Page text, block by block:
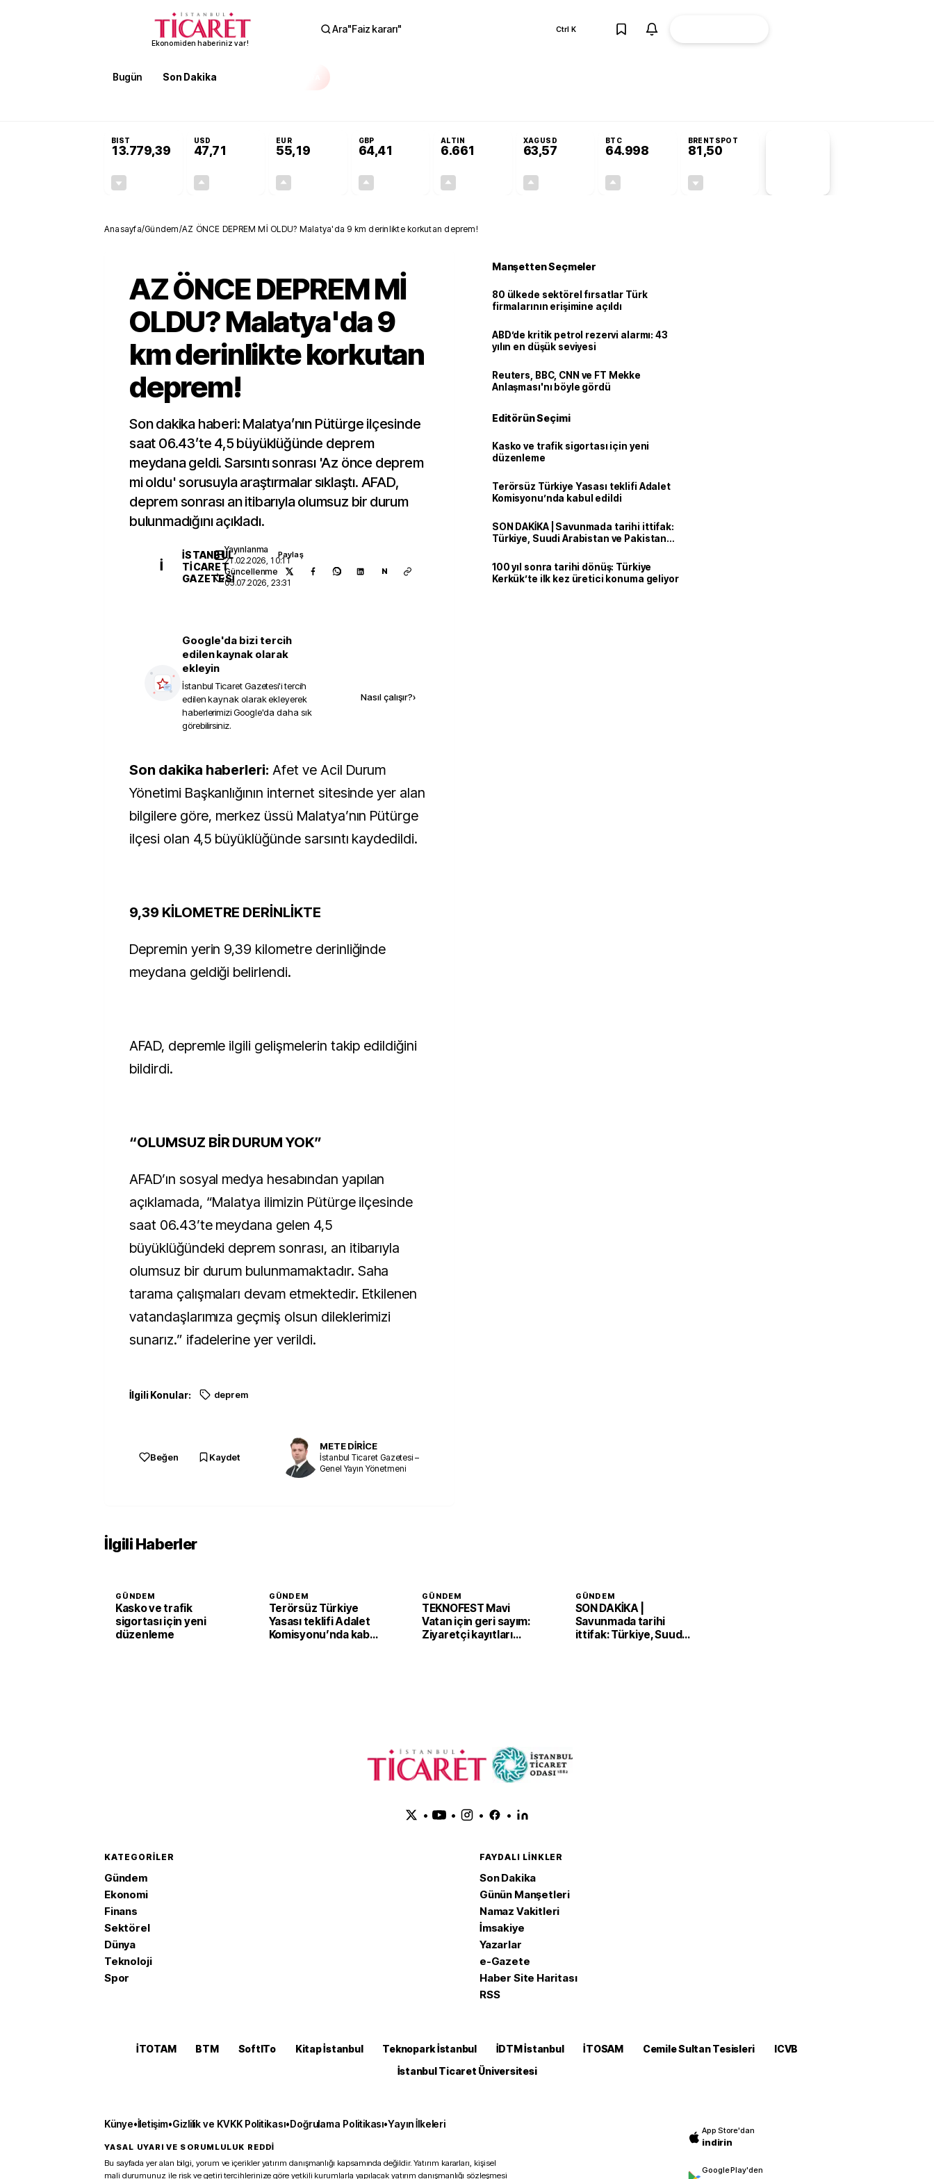
Ekonomiden haberiniz var!
Ara"Faiz kararı" Ctrl K
Bugün Son Dakika
BIST
13.779,39
USD
47,71
EUR
55,19
GBP
64,41
ALTIN
6.661
XAGUSD
63,57
BTC
64.998
BRENTSPOT
81,50
Anasayfa/Gündem/AZ ÖNCE DEPREM Mİ OLDU? Malatya'da 9 km derinlikte korkutan deprem!
AZ ÖNCE DEPREM Mİ
OLDU? Malatya'da 9
km derinlikte korkutan
deprem!
Son dakika haberi: Malatya’nın Pütürge ilçesinde
saat 06.43’te 4,5 büyüklüğünde deprem
meydana geldi. Sarsıntı sonrası 'Az önce deprem
mi oldu' sorusuyla araştırmalar sıklaştı. AFAD,
deprem sonrası an itibarıyla olumsuz bir durum
bulunmadığını açıkladı.
İ
İSTANBUL
TICARET
GAZETESI
Yayınlanma
21.02.2026, 10:11
Güncellenme
05.07.2026, 23:31
Paylaş
N
Google'da bizi tercih
edilen kaynak olarak
ekleyin
İstanbul Ticaret Gazetesi'i tercih
edilen kaynak olarak ekleyerek
haberlerimizi Google'da daha sık
görebilirsiniz.
Nasıl çalışır?›
Son dakika haberleri: Afet ve Acil Durum
Yönetimi Başkanlığının internet sitesinde yer alan
bilgilere göre, merkez üssü Malatya’nın Pütürge
ilçesi olan 4,5 büyüklüğünde sarsıntı kaydedildi.
9,39 KİLOMETRE DERİNLİKTE
Depremin yerin 9,39 kilometre derinliğinde
meydana geldiği belirlendi.
AFAD, depremle ilgili gelişmelerin takip edildiğini
bildirdi.
“OLUMSUZ BİR DURUM YOK”
AFAD’ın sosyal medya hesabından yapılan
açıklamada, “Malatya ilimizin Pütürge ilçesinde
saat 06.43’te meydana gelen 4,5
büyüklüğündeki deprem sonrası, an itibarıyla
olumsuz bir durum bulunmamaktadır. Saha
tarama çalışmaları devam etmektedir. Etkilenen
vatandaşlarımıza geçmiş olsun dileklerimizi
sunarız.” ifadelerine yer verildi.
İlgili Konular: deprem
Beğen Kaydet
METE DİRİCE
İstanbul Ticaret Gazetesi –
Genel Yayın Yönetmeni
Manşetten Seçmeler
80 ülkede sektörel fırsatlar Türk
firmalarının erişimine açıldı
ABD’de kritik petrol rezervi alarmı: 43
yılın en düşük seviyesi
Reuters, BBC, CNN ve FT Mekke
Anlaşması'nı böyle gördü
Editörün Seçimi
Kasko ve trafik sigortası için yeni
düzenleme
Terörsüz Türkiye Yasası teklifi Adalet
Komisyonu’nda kabul edildi
SON DAKİKA | Savunmada tarihi ittifak:
Türkiye, Suudi Arabistan ve Pakistan
100 yıl sonra tarihi dönüş: Türkiye
Kerkük’te ilk kez üretici konuma geliyor
İlgili Haberler
GÜNDEM
Kasko ve trafik
sigortası için yeni
düzenleme
GÜNDEM
Terörsüz Türkiye
Yasası teklifi Adalet
Komisyonu’nda kabul
GÜNDEM
TEKNOFEST Mavi
Vatan için geri sayım:
Ziyaretçi kayıtları
GÜNDEM
SON DAKİKA |
Savunmada tarihi
ittifak: Türkiye, Suudi
• • • •
KATEGORILER
Gündem
Ekonomi
Finans
Sektörel
Dünya
Teknoloji
Spor
FAYDALI LINKLER
Son Dakika
Günün Manşetleri
Namaz Vakitleri
İmsakiye
Yazarlar
e-Gazete
Haber Site Haritası
RSS
İTOTAM BTM SoftITo Kitap İstanbul Teknopark İstanbul İDTM İstanbul İTOSAM Cemile Sultan Tesisleri
ICVB
İstanbul Ticaret Üniversitesi
Künye•İletişim•Gizlilik ve KVKK Politikası•Doğrulama Politikası•Yayın İlkeleri
YASAL UYARI VE SORUMLULUK REDDİ
Bu sayfada yer alan bilgi, yorum ve içerikler yatırım danışmanlığı kapsamında değildir. Yatırım kararları, kişisel
mali durumunuz ile risk ve getiri tercihlerinize göre yetkili kurumlarla yapılacak yatırım danışmanlığı sözleşmesi
App Store'dan
indirin
Google Play'den